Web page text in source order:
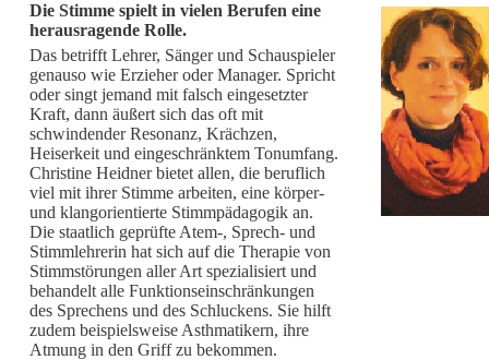
Die Stimme spielt in vielen Berufen eine
herausragende Rolle.
Das betrifft Lehrer, Sänger und Schauspieler
genauso wie Erzieher oder Manager. Spricht
oder singt jemand mit falsch eingesetzter
Kraft, dann äußert sich das oft mit
schwindender Resonanz, Krächzen,
Heiserkeit und eingeschränktem Tonumfang.
Christine Heidner bietet allen, die beruflich
viel mit ihrer Stimme arbeiten, eine körper-
und klangorientierte Stimmpädagogik an.
Die staatlich geprüfte Atem-, Sprech- und
Stimmlehrerin hat sich auf die Therapie von
Stimmstörungen aller Art spezialisiert und
behandelt alle Funktionseinschränkungen
des Sprechens und des Schluckens. Sie hilft
zudem beispielsweise Asthmatikern, ihre
Atmung in den Griff zu bekommen.